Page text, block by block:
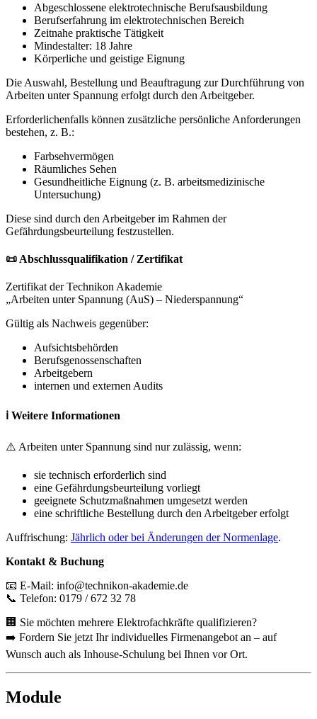
Abgeschlossene elektrotechnische Berufsausbildung
Berufserfahrung im elektrotechnischen Bereich
Zeitnahe praktische Tätigkeit
Mindestalter: 18 Jahre
Körperliche und geistige Eignung
Die Auswahl, Bestellung und Beauftragung zur Durchführung von
Arbeiten unter Spannung erfolgt durch den Arbeitgeber.
Erforderlichenfalls können zusätzliche persönliche Anforderungen
bestehen, z. B.:
Farbsehvermögen
Räumliches Sehen
Gesundheitliche Eignung (z. B. arbeitsmedizinische
Untersuchung)
Diese sind durch den Arbeitgeber im Rahmen der
Gefährdungsbeurteilung festzustellen.
📜 Abschlussqualifikation / Zertifikat
Zertifikat der Technikon Akademie
„Arbeiten unter Spannung (AuS) – Niederspannung“
Gültig als Nachweis gegenüber:
Aufsichtsbehörden
Berufsgenossenschaften
Arbeitgebern
internen und externen Audits
ℹ️ Weitere Informationen
⚠️ Arbeiten unter Spannung sind nur zulässig, wenn:
sie technisch erforderlich sind
eine Gefährdungsbeurteilung vorliegt
geeignete Schutzmaßnahmen umgesetzt werden
eine schriftliche Bestellung durch den Arbeitgeber erfolgt
Auffrischung: Jährlich oder bei Änderungen der Normenlage.
Kontakt & Buchung
📧 E-Mail: info@technikon-akademie.de
📞 Telefon: 0179 / 672 32 78
🏢 Sie möchten mehrere Elektrofachkräfte qualifizieren?
➡️ Fordern Sie jetzt Ihr individuelles Firmenangebot an – auf
Wunsch auch als Inhouse-Schulung bei Ihnen vor Ort.
Module